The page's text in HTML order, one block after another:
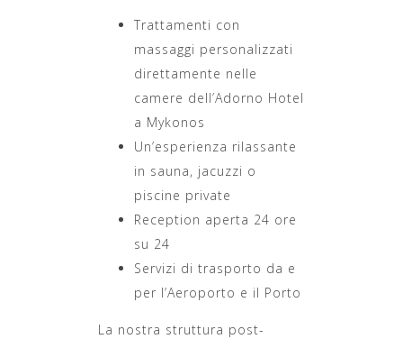
Trattamenti con
massaggi personalizzati
direttamente nelle
camere dell’Adorno Hotel
a Mykonos
Un’esperienza rilassante
in sauna, jacuzzi o
piscine private
Reception aperta 24 ore
su 24
Servizi di trasporto da e
per l’Aeroporto e il Porto
La nostra struttura post-